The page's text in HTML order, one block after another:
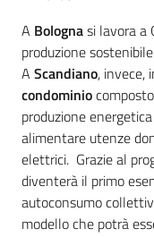
A Bolognasi lavora a
produzione
A Scandiano, invece,
condominio
produzione
alimentare utenze
elettrici. Grazie al
diventerà il primo
autoconsumo
modello che potrà